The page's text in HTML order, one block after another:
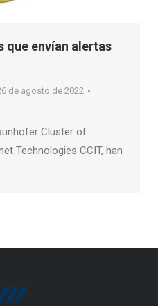
que envían alertas
de agosto de 2022
Cluster of
Technologies CCIT, han